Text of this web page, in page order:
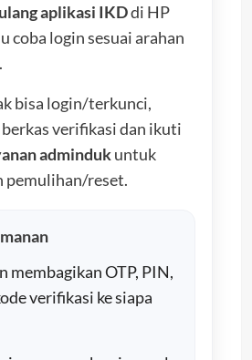
aplikasi IKDdi HP
coba login sesuai arahan
bisa login/terkunci,
verifikasi dan ikuti
admindukuntuk
pemulihan/reset.
membagikan OTP, PIN,
verifikasi ke siapa